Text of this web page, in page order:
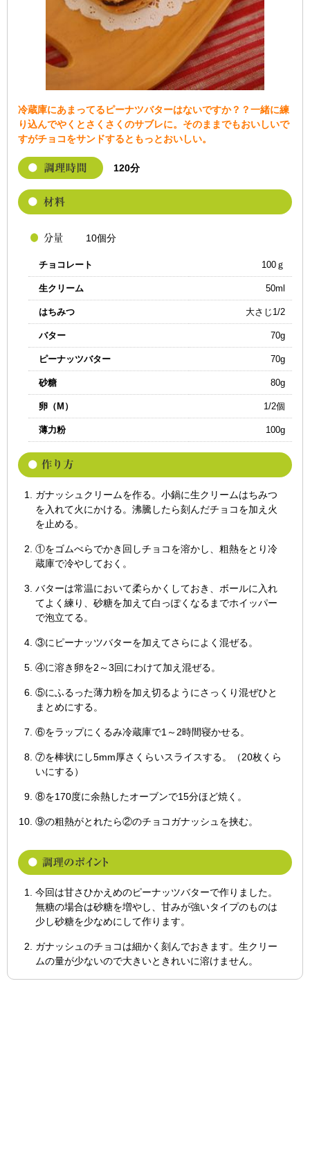
冷蔵庫にあまってるピーナツバターはないですか？？一緒に練
り込んでやくとさくさくのサブレに。そのままでもおいしいで
すがチョコをサンドするともっとおいしい。
120分
10個分
チョコレート 100ｇ
生クリーム 50ml
はちみつ 大さじ1/2
バター 70g
ピーナッツバター 70g
砂糖 80g
卵（M） 1/2個
薄力粉 100g
ガナッシュクリームを作る。小鍋に生クリームはちみつ
を入れて火にかける。沸騰したら刻んだチョコを加え火
を止める。
①をゴムべらでかき回しチョコを溶かし、粗熱をとり冷
蔵庫で冷やしておく。
バターは常温において柔らかくしておき、ボールに入れ
てよく練り、砂糖を加えて白っぽくなるまでホイッパー
で泡立てる。
③にピーナッツバターを加えてさらによく混ぜる。
④に溶き卵を2～3回にわけて加え混ぜる。
⑤にふるった薄力粉を加え切るようにさっくり混ぜひと
まとめにする。
⑥をラップにくるみ冷蔵庫で1～2時間寝かせる。
⑦を棒状にし5mm厚さくらいスライスする。（20枚くら
いにする）
⑧を170度に余熱したオーブンで15分ほど焼く。
⑨の粗熱がとれたら②のチョコガナッシュを挟む。
今回は甘さひかえめのピーナッツバターで作りました。
無糖の場合は砂糖を増やし、甘みが強いタイプのものは
少し砂糖を少なめにして作ります。
ガナッシュのチョコは細かく刻んでおきます。生クリー
ムの量が少ないので大きいときれいに溶けません。